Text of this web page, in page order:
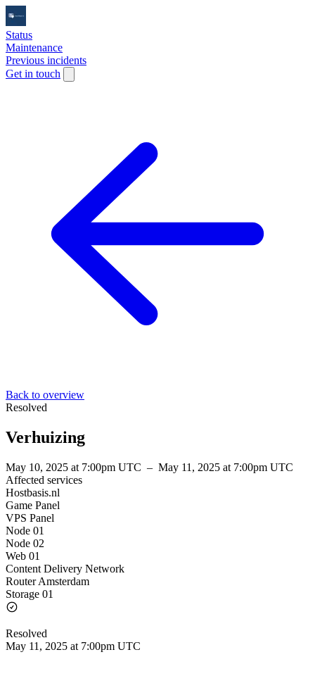
Status
Maintenance
Previous incidents
Get in touch
Back to overview
Resolved
Verhuizing
May 10, 2025 at 7:00pm UTC – May 11, 2025 at 7:00pm UTC
Affected services
Hostbasis.nl
Game Panel
VPS Panel
Node 01
Node 02
Web 01
Content Delivery Network
Router Amsterdam
Storage 01
Resolved
May 11, 2025 at 7:00pm UTC